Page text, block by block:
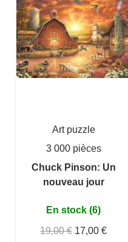
Art puzzle
3 000 pièces
Chuck Pinson: Un
nouveau jour
En stock (6)
19,00 € 17,00 €